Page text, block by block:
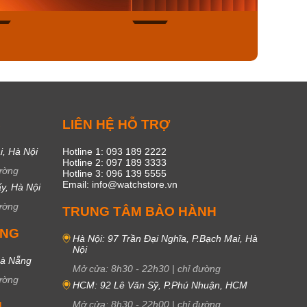
Hà Nội
Hà Nội
Nẵng
LIÊN HỆ HỖ TRỢ
Hotline 1: 093 189 2222
Hotline 2: 097 189 3333
Hotline 3: 096 139 5555
Email: info@watchstore.vn
TRUNG TÂM BẢO HÀNH
Hà Nội: 97 Trần Đại Nghĩa, P.Bạch Mai, Hà
Nội
Mở cửa: 8h30 - 22h30 | chỉ đường
HCM: 92 Lê Văn Sỹ, P.Phú Nhuận, HCM
Mở cửa: 8h30 - 22h00 | chỉ đường